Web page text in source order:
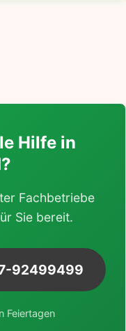
Hilfe in
Fachbetriebe
Sie bereit.
92499499
Feiertagen